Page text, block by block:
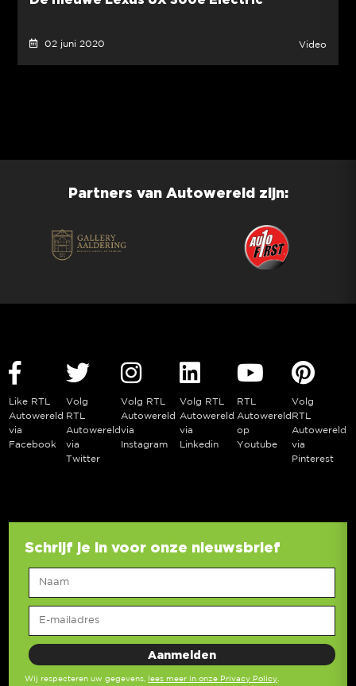
02 juni 2020 Video
Partners van Autowereld zijn:
Like RTL
Autowereld
via
Facebook
Volg
RTL
Autowereld
via
Twitter
Volg RTL
Autowereld
via
Instagram
Volg RTL
Autowereld
via
Linkedin
RTL
Autowereld
op
Youtube
Volg
RTL
Autowereld
via
Pinterest
Schrijf je in voor onze nieuwsbrief
Wij respecteren uw gegevens, lees meer in onze Privacy Policy.